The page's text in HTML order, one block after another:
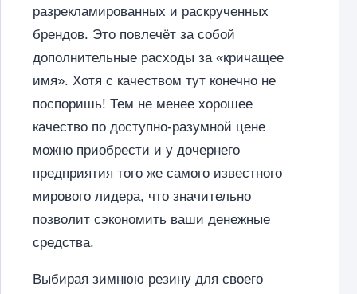
разрекламированных и раскрученных
брендов. Это повлечёт за собой
дополнительные расходы за «кричащее
имя». Хотя с качеством тут конечно не
поспоришь! Тем не менее хорошее
качество по доступно-разумной цене
можно приобрести и у дочернего
предприятия того же самого известного
мирового лидера, что значительно
позволит сэкономить ваши денежные
средства.
Выбирая зимнюю резину для своего